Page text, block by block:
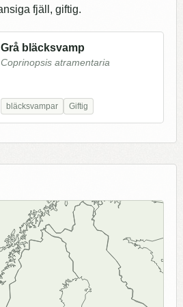
fjäll, giftig.
Grå bläcksvamp
Coprinopsis atramentaria
bläcksvampar Giftig